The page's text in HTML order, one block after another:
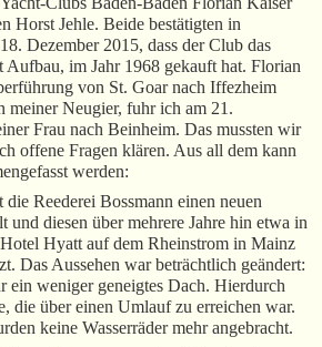
Horst Jehle. Beide bestätigten in
Dezember 2015, dass der Club das
Aufbau, im Jahr 1968 gekauft hat. Florian
von St. Goar nach Iffezheim
meiner Neugier, fuhr ich am 21.
Frau nach Beinheim. Das mussten wir
offene Fragen klären. Aus all dem kann
werden:
Reederei Bossmann einen neuen
und diesen über mehrere Jahre hin etwa in
Hyatt auf dem Rheinstrom in Mainz
Das Aussehen war beträchtlich geändert:
ein weniger geneigtes Dach. Hierdurch
die über einen Umlauf zu erreichen war.
keine Wasserräder mehr angebracht.